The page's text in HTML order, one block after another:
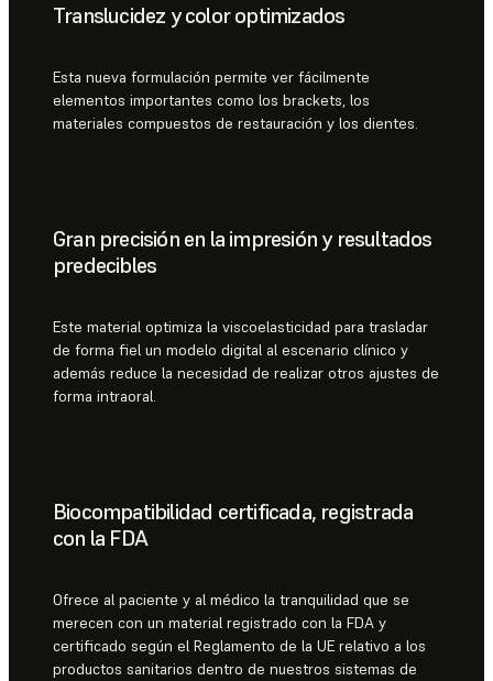
Translucidez y color optimizados
Esta nueva formulación permite ver fácilmente
elementos importantes como los brackets, los
materiales compuestos de restauración y los dientes.
Gran precisión en la impresión y resultados
predecibles
Este material optimiza la viscoelasticidad para trasladar
de forma fiel un modelo digital al escenario clínico y
además reduce la necesidad de realizar otros ajustes de
forma intraoral.
Biocompatibilidad certificada, registrada
con la FDA
Ofrece al paciente y al médico la tranquilidad que se
merecen con un material registrado con la FDA y
certificado según el Reglamento de la UE relativo a los
productos sanitarios dentro de nuestros sistemas de